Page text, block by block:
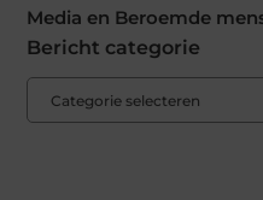
Media en Beroemde
Bericht categorie